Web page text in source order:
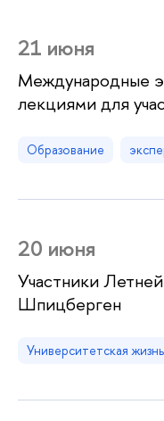
21 июня
Международные
лекциями для
Образование
20 июня
Участники
Шпицберген
Университетская жизнь